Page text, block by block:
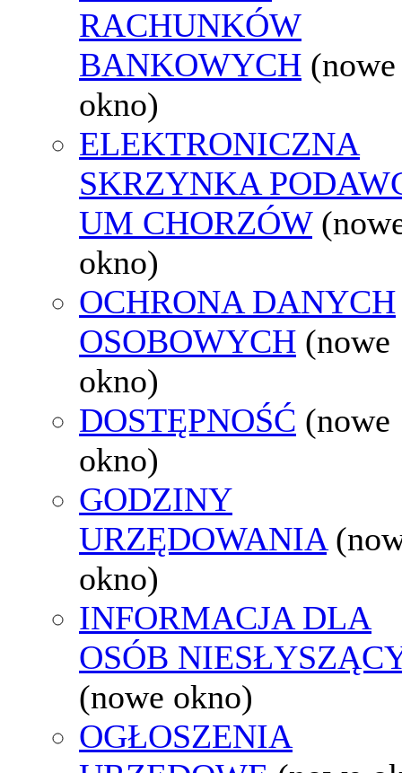
RACHUNKÓW
BANKOWYCH (nowe
okno)
ELEKTRONICZNA
SKRZYNKA
UM CHORZÓW
okno)
OCHRONA DANYCH
OSOBOWYCH (nowe
okno)
DOSTĘPNOŚĆ (nowe
okno)
GODZINY
URZĘDOWANIA
okno)
INFORMACJA DLA
OSÓB
(nowe okno)
OGŁOSZENIA